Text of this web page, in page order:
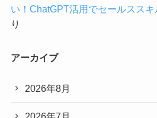
い！ChatGPT活用でセールススキ
り
アーカイブ
2026年8月